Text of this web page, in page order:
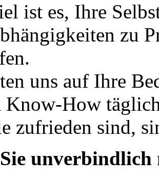
ist es, Ihre
zu
uns auf Ihre
Know-How
zufrieden sind,